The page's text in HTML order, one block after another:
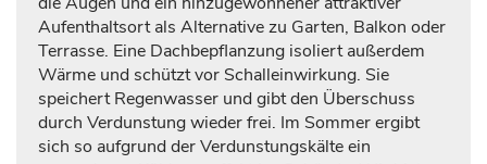
Aufenthaltsort als Alternative zu Garten, Balkon oder
Terrasse. Eine Dachbepflanzung isoliert außerdem
Wärme und schützt vor Schalleinwirkung. Sie
speichert Regenwasser und gibt den Überschuss
durch Verdunstung wieder frei. Im Sommer ergibt
sich so aufgrund der Verdunstungskälte ein